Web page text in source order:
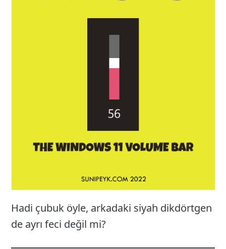
Hadi çubuk öyle, arkadaki siyah dikdörtgen
de ayrı feci değil mi?